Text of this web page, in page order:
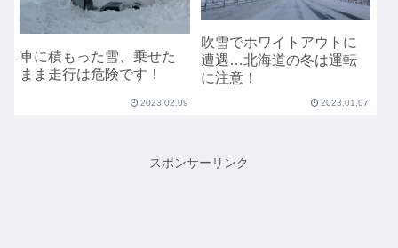
車に積もった雪、乗せた
まま走行は危険です！
2023.02.09
吹雪でホワイトアウトに
遭遇…北海道の冬は運転
に注意！
2023.01.07
スポンサーリンク